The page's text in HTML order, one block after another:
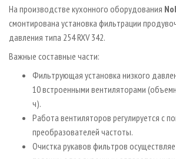
На производстве кухонного оборудования
смонтирована установка фильтрации
давления типа 254 RXV 342.
Важные составные части:
Фильтрующая установка низкого
10 встроенными вентиляторами
ч).
Работа вентиляторов регулируется с
преобразователей частоты.
Очистка рукавов фильтров